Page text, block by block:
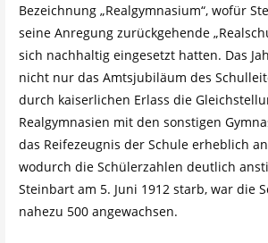
Bezeichnung „Realgymnasium“, wofür
seine Anregung zurückgehende
sich nachhaltig eingesetzt hatten. Das
nicht nur das Amtsjubiläum des
durch kaiserlichen Erlass die
Realgymnasien mit den sonstigen
das Reifezeugnis der Schule erheblich
wodurch die Schülerzahlen deutlich
Steinbart am 5. Juni 1912 starb, war die
nahezu 500 angewachsen.